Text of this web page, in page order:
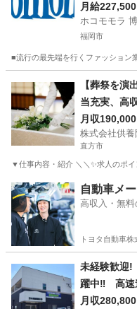
月給
ホコモモラ
福岡市
■流行の最先端を行くファッション
ファッション
【葬祭を演
当充実、高
いあるお仕
月収
株式会社供養
直方市
▼仕事内容・紹介 ＼＼✨求人のポ
福岡 直方市 その他
自動車メ
高収入・無
トヨタ自動車株
未経験歓迎!
躍中‼ 高速
月収